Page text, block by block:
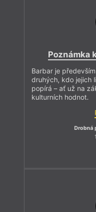
Poznámka
Barbar je
druhých, kdo jejich
popírá – ať už na
kulturních hodnot.
Drobná